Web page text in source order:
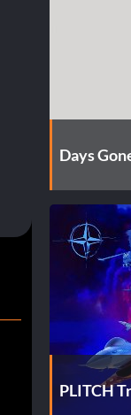
Days
PLITCH